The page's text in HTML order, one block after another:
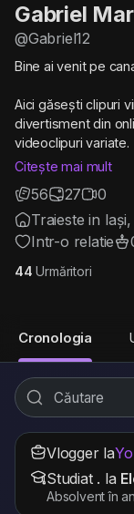
Gabriel
@Gabriel12
Bine ai venit pe
Aici găsești clipuri
divertisment din
videoclipuri variate.
informare.
📌 Nu susțin și nu
ofensator.
drepturile aparțin
activezi 🔔 pentru
Citește mai mult
56 27
0
Traieste in
Intr-o relatie
44 Urmăritori
Cronologia
Vlogger la
Studiat . la
Absolvent în